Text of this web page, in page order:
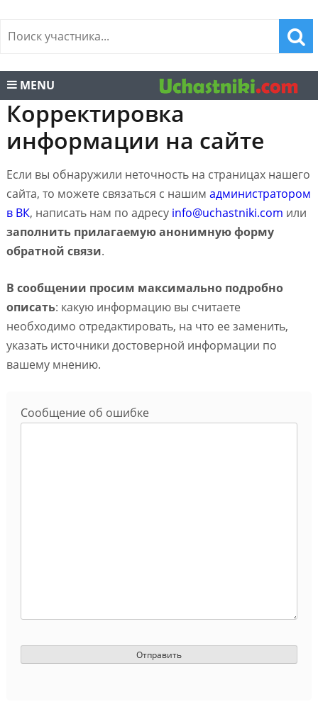
MENU
Корректировка
информации на сайте
Если вы обнаружили неточность на страницах нашего
сайта, то можете связаться с нашим администратором
в ВК, написать нам по адресу info@uchastniki.com или
заполнить прилагаемую анонимную форму
обратной связи.
В сообщении просим максимально подробно
описать: какую информацию вы считаете
необходимо отредактировать, на что ее заменить,
указать источники достоверной информации по
вашему мнению.
Сообщение об ошибке